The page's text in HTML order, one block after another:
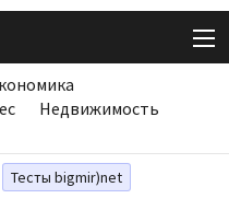
Недвижимость
Тесты bigmir)net